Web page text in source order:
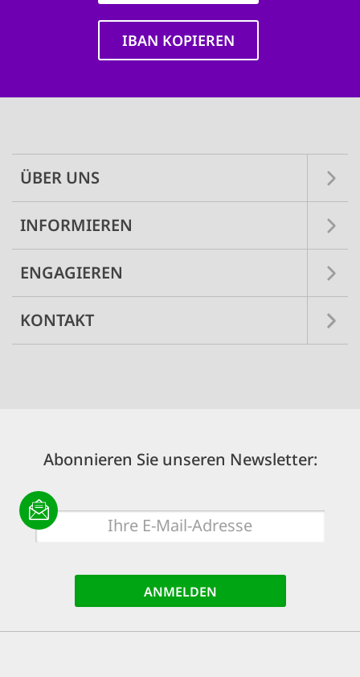
IBAN KOPIEREN
ÜBER UNS
INFORMIEREN
ENGAGIEREN
KONTAKT
Abonnieren Sie unseren Newsletter:
E-
Mail